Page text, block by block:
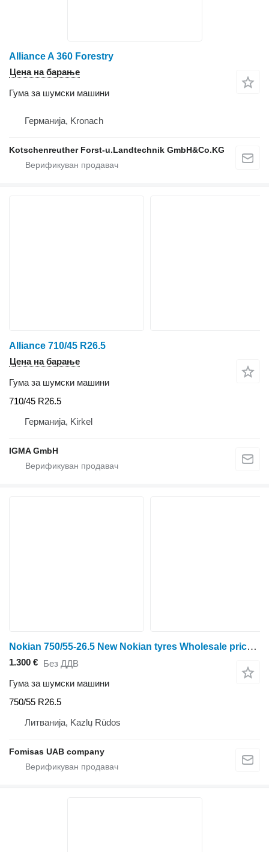
Alliance A 360 Forestry
Цена на барање
Гума за шумски машини
Германија, Kronach
Kotschenreuther Forst-u.Landtechnik GmbH&Co.KG
Alliance 710/45 R26.5
Цена на барање
Гума за шумски машини
710/45 R26.5
Германија, Kirkel
IGMA GmbH
Nokian 750/55-26.5 New Nokian tyres Wholesale prices!
1.300 € Без ДДВ
Гума за шумски машини
750/55 R26.5
Литванија, Kazlų Rūdos
Fomisas UAB company